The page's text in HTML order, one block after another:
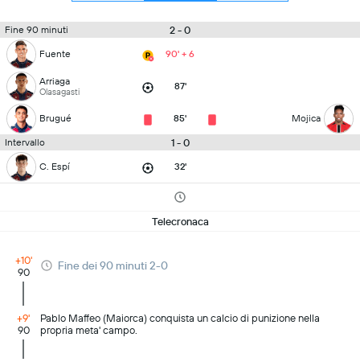
Fine 90 minuti 2 - 0
Fuente 90' + 6
Arriaga
Olasagasti 87'
Brugué 85' Mojica
Intervallo 1 - 0
C. Espí 32'
Telecronaca
+10'
90
Fine dei 90 minuti 2-0
+9'
90
Pablo Maffeo (Maiorca) conquista un calcio di punizione nella
propria meta' campo.